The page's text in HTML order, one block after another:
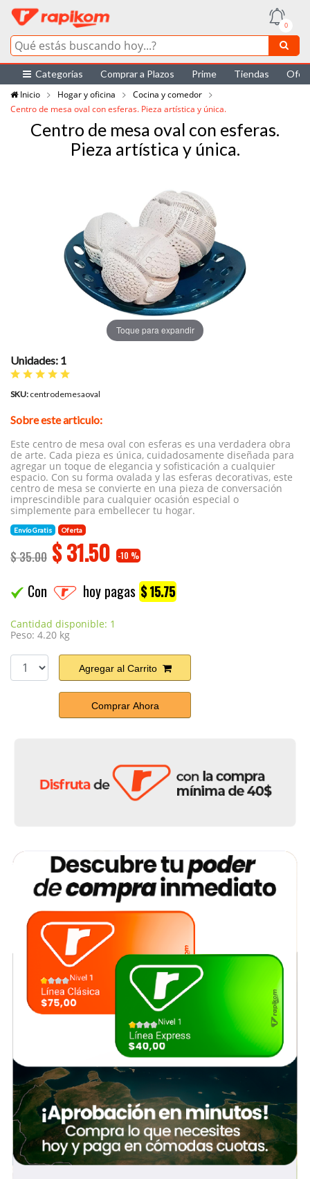
0
Categorías Comprar a Plazos Prime Tiendas
Inicio
Hogar y oficina
Cocina y comedor
Centro de mesa oval con esferas. Pieza artística y única.
Centro de mesa oval con esferas.
Pieza artística y única.
Toque para expandir
Unidades: 1
SKU: centrodemesaoval
Sobre este articulo:
Este centro de mesa oval con esferas es una verdadera obra
de arte. Cada pieza es única, cuidadosamente diseñada para
agregar un toque de elegancia y sofisticación a cualquier
espacio. Con su forma ovalada y las esferas decorativas, este
centro de mesa se convierte en una pieza de conversación
imprescindible para cualquier ocasión especial o
simplemente para embellecer tu hogar.
Envío Gratis Oferta
$ 35.00 $31.50 -10 %
Con hoy pagas $ 15.75
Cantidad disponible: 1
Peso: 4.20 kg
Agregar al Carrito
Comprar Ahora